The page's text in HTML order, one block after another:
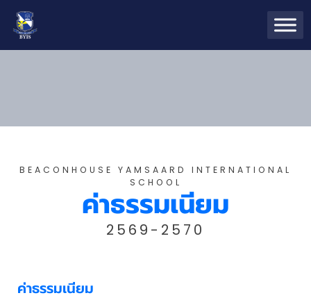
BEACONHOUSE YAMSAARD INTERNATIONAL
SCHOOL
ค่าธรรมเนียม
2569-2570
ค่าธรรมเนียม